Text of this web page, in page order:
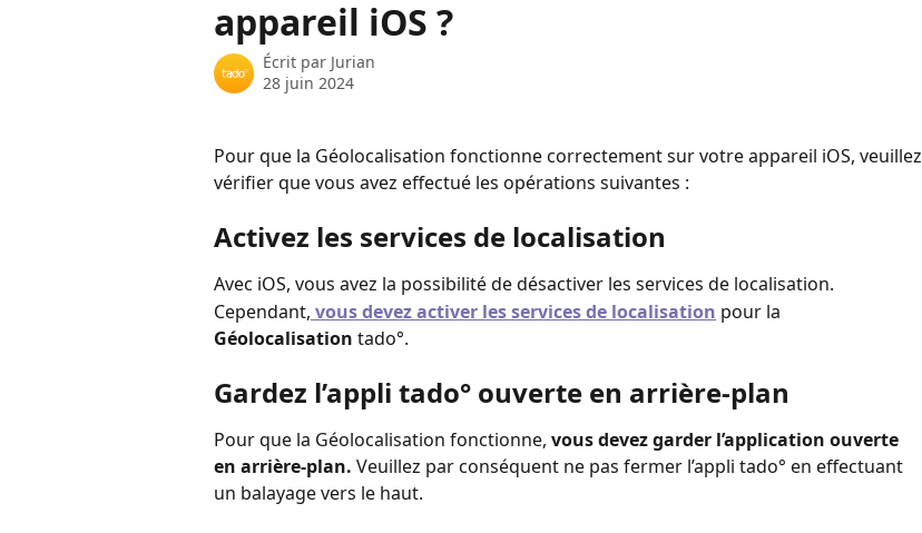
appareil iOS ?
Écrit par Jurian
28 juin 2024
Pour que la Géolocalisation fonctionne correctement sur votre appareil iOS, veuillez
vérifier que vous avez effectué les opérations suivantes :
Activez les services de localisation
Avec iOS, vous avez la possibilité de désactiver les services de localisation.
Cependant, vous devez activer les services de localisation pour la
Géolocalisation tado°.
Gardez l’appli tado° ouverte en arrière-plan
Pour que la Géolocalisation fonctionne, vous devez garder l’application ouverte
en arrière-plan. Veuillez par conséquent ne pas fermer l’appli tado° en effectuant
un balayage vers le haut.